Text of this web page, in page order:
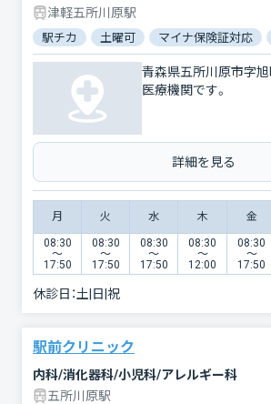
津軽五所川原駅
駅チカ 土曜可 マイナ保険証対応
青森県五所川原市字
医療機関です。
詳細を見る
月 火 水 木 金
08:30
〜
17:50
08:30
〜
17:50
08:30
〜
17:50
08:30
〜
12:00
08:30
〜
17:50
休診日：土|日|祝
駅前クリニック
内科/消化器科/小児科/アレルギー科
五所川原駅